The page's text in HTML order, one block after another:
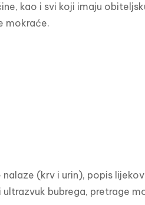
kao i svi koji imaju
mokraće.
(krv i urin), popis
bubrega, pretrage